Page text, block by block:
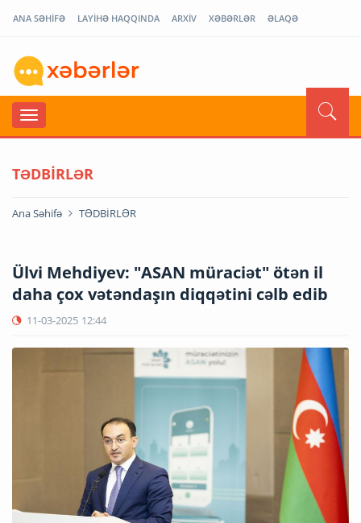
ANA SƏHİFƏ LAYİHƏ HAQQINDA ARXİV XƏBƏRLƏR ƏLAQƏ
TƏDBİRLƏR
Ana Səhifə TƏDBİRLƏR
Ülvi Mehdiyev: "ASAN müraciət" ötən il
daha çox vətəndaşın diqqətini cəlb edib
11-03-2025 12:44